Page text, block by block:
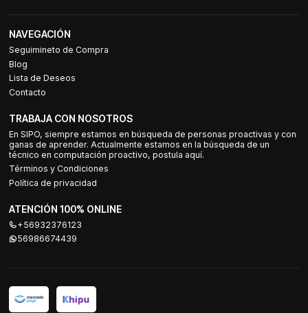
NAVEGACIÓN
Seguimineto de Compra
Blog
Lista de Deseos
Contacto
TRABAJA CON NOSOTROS
En SIPO, siempre estamos en búsqueda de personas proactivas y con
ganas de aprender. Actualmente estamos en la búsqueda de un
técnico en computación proactivo, postula aquí.
Términos y Condiciones
Política de privacidad
ATENCIÓN 100% ONLINE
+56932376123
56986674439